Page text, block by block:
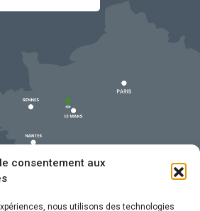
consentement aux
nous utilisons des technologies